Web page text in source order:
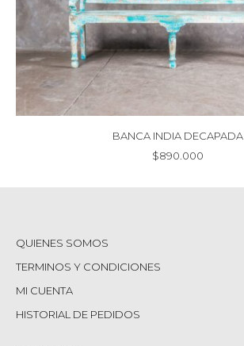
BANCA INDIA DECAPADA
$890.000
QUIENES SOMOS
TERMINOS Y CONDICIONES
MI CUENTA
HISTORIAL DE PEDIDOS